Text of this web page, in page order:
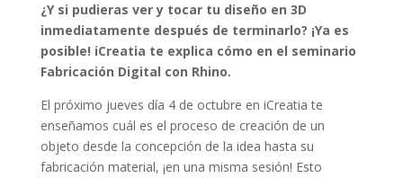
¿Y si pudieras ver y tocar tu diseño en 3D
inmediatamente después de terminarlo? ¡Ya es
posible! iCreatia te explica cómo en el seminario
Fabricación Digital con Rhino.
El próximo jueves día 4 de octubre en iCreatia te
enseñamos cuál es el proceso de creación de un
objeto desde la concepción de la idea hasta su
fabricación material, ¡en una misma sesión! Esto